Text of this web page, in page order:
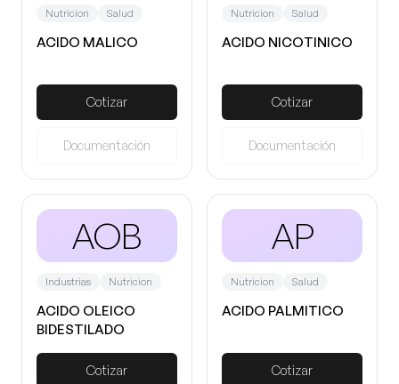
Nutricion Salud
ACIDO MALICO
Cotizar
Documentación
Nutricion Salud
ACIDO NICOTINICO
Cotizar
Documentación
AOB
Industrias Nutricion
ACIDO OLEICO
BIDESTILADO
Cotizar
AP
Nutricion Salud
ACIDO PALMITICO
Cotizar